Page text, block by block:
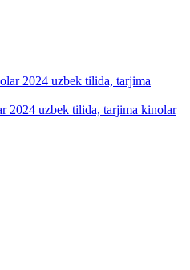
2024 uzbek tilida, tarjima kinolar